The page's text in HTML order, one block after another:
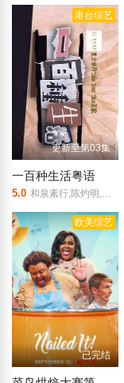
港台综艺
更新至第03集
一百种生活粤语
5.0 和泉素行,陈灼明,何式凝
欧美综艺
已完结